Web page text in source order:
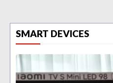
SMART DEVICES